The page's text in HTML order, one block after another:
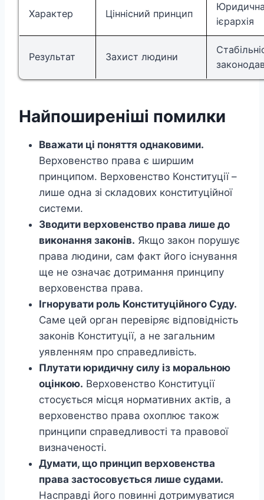
Характер Ціннісний принцип
ієрархія
Результат Захист людини
Найпоширеніші помилки
Вважати ці поняття однаковими.
Верховенство права є ширшим
принципом. Верховенство Конституції –
лише одна зі складових конституційної
системи.
Зводити верховенство права лише до
виконання законів. Якщо закон порушує
права людини, сам факт його існування
ще не означає дотримання принципу
верховенства права.
Ігнорувати роль Конституційного Суду.
Саме цей орган перевіряє відповідність
законів Конституції, а не загальним
уявленням про справедливість.
Плутати юридичну силу із моральною
оцінкою. Верховенство Конституції
стосується місця нормативних актів, а
верховенство права охоплює також
принципи справедливості та правової
визначеності.
Думати, що принцип верховенства
права застосовується лише судами.
Насправді його повинні дотримуватися